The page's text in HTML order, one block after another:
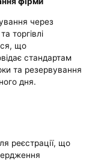
через
торгівлі
що
стандартам
та резервування
дня.
реєстрації, що